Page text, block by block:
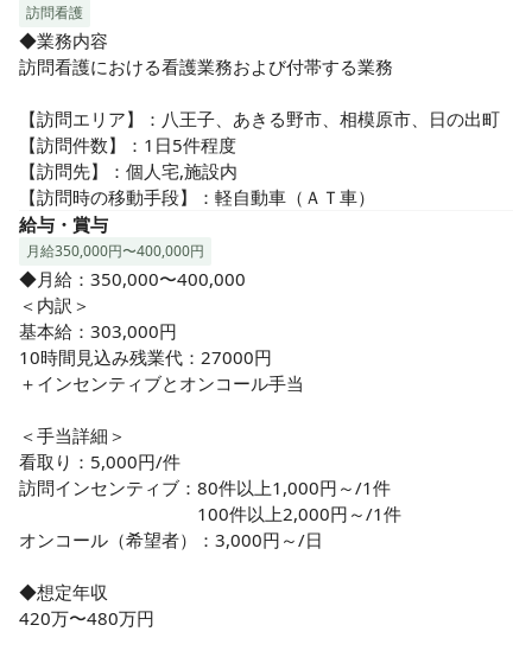
かりと反映される給与形態となってます♪
❷看護師としてのやりがいも大切にできます！
の希望に”できない”をなるべく作らない」という温かい想いの
あるステーションです。
利用者様やご家族との信頼関係を大切にしているので、やり
がいもしっかりと感じられる職場です♪
❸実働7時間！残業ほぼなし！休暇充実！
9時〜17時勤務で残業もほぼないので、しっかり仕事し、し
っかり休める！メリハリをつけて働くことができます♪
オンコールなしも相談できるので、ご自身のライフスタイル
に合った働き方が可能です♪
❹スタッフ同士のコミュニケーションも活発です！
和気あいあいとした、子育て世代の多い元気なステーション
です。
子育て世代はもちろん、様々なライフステージへの理解があ
る職場です♪
訪問看護
◆業務内容
訪問看護における看護業務および付帯する業務
【訪問エリア】：八王子、あきる野市、相模原市、日の出町
【訪問件数】：1日5件程度
【訪問先】：個人宅,施設内
【訪問時の移動手段】：軽自動車（ＡＴ車）
給与・賞与
月給350,000円〜400,000円
◆月給：350,000〜400,000
＜内訳＞
基本給：303,000円
10時間見込み残業代：27000円
＋インセンティブとオンコール手当
＜手当詳細＞
看取り：5,000円/件
訪問インセンティブ：80件以上1,000円～/1件
100件以上2,000円～/1件
オンコール（希望者）：3,000円～/日
◆想定年収
420万〜480万円